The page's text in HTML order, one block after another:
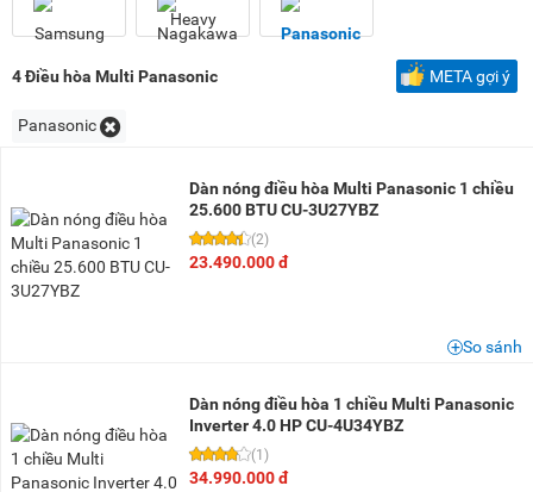
2 triệu - 3 triệu (4)
3 triệu - 5 triệu (5)
8 triệu - 10 triệu
(33)
15 triệu - 20 triệu
20 triệu - 25 triệu
(12)
25 triệu - 30 triệu
(3)
4Điều hòa Multi Panasonic META gợi ý
Panasonic
Dàn nóng điều hòa Multi Panasonic 1 chiều
25.600 BTU CU-3U27YBZ
(2)
23.490.000 đ
So sánh
Dàn nóng điều hòa 1 chiều Multi Panasonic
Inverter 4.0 HP CU-4U34YBZ
(1)
34.990.000 đ